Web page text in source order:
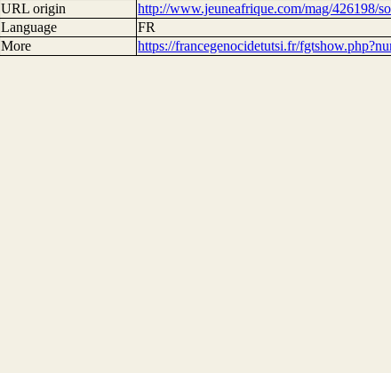
URL origin
http://www.jeuneafrique.com/mag/426198/
Language
FR
More
https://francegenocidetutsi.fr/